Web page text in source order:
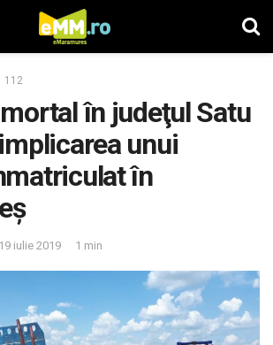
112
în judeţul Satu
unui
în
19 iulie 2019 1 min